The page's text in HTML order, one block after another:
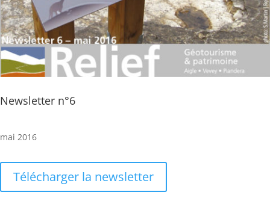
Newsletter n°6
mai 2016
Télécharger la newsletter